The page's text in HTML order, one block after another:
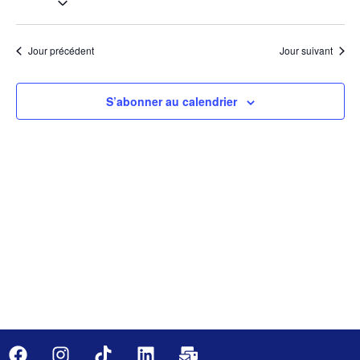
et
de
vues
date.
Jour précédent Jour suivant
S’abonner au calendrier